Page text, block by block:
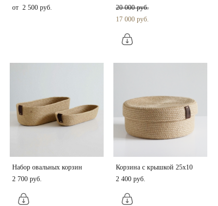
от 2 500 pуб.
20 000 pуб.
17 000 pуб.
Набор овальных корзин
2 700 pуб.
Корзина с крышкой 25х10
2 400 pуб.